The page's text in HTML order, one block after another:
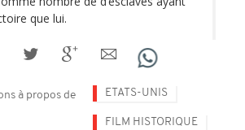
que lui.
à propos de ETATS-UNIS
FILM HISTORIQUE